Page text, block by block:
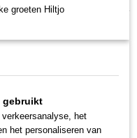
10 procent. Door dit
energierijker dan
is belangrijk dat voer
behoeften van
baat bij een klein
groeten Hiltjo
gebruikt
het
het personaliseren van